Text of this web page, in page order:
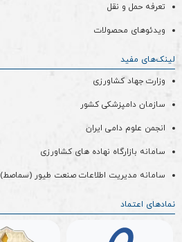
تعرفه حمل و نقل
ویدئو‌های محصولات
لینک‌های مفید
وزارت جهاد کشاورزی
سازمان دامپزشکی کشور
انجمن علوم دامی ایران
سامانه بازارگاه نهاده های کشاورزی
سامانه مدیریت اطلاعات صنعت طیور (سماصط)
نمادهای اعتماد